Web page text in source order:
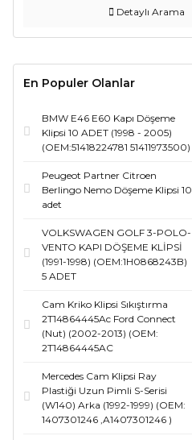
Detaylı Arama
En Populer Olanlar
BMW E46 E60 Kapı Döşeme
Klipsi 10 ADET (1998 - 2005)
(OEM:51418224781 51411973500)
Peugeot Partner Citroen
Berlingo Nemo Döşeme Klipsi 10
adet
VOLKSWAGEN GOLF 3-POLO-
VENTO KAPI DÖŞEME KLİPSİ
(1991-1998) (OEM:1H0868243B)
5 ADET
Cam Kriko Klipsi Sıkıştırma
2T14864445Ac Ford Connect
(Nut) (2002-2013) (OEM:
2T14864445AC
Mercedes Cam Klipsi Ray
Plastiği Uzun Pimli S-Serisi
(W140) Arka (1992-1999) (OEM:
1407301246 ,A1407301246 )